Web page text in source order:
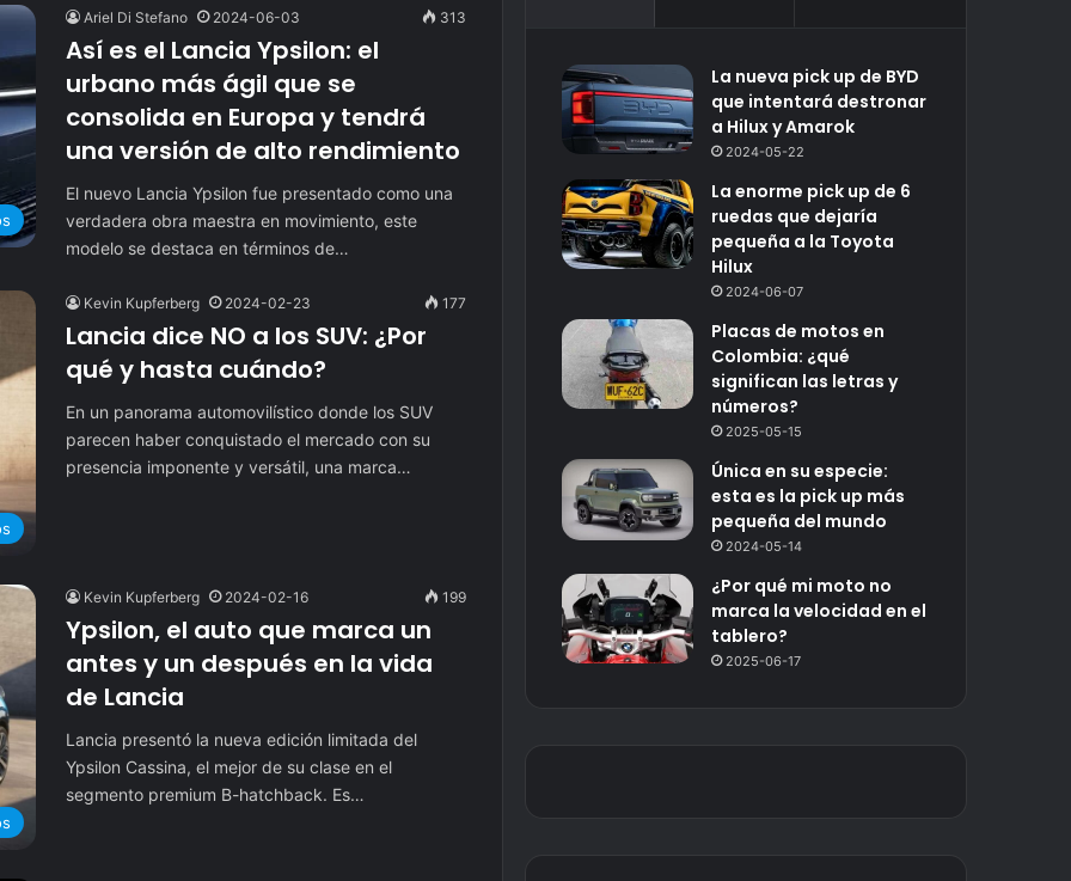
Ariel Di Stefano 2024-06-03 313
Así es el Lancia Ypsilon: el
urbano más ágil que se
consolida en Europa y tendrá
una versión de alto rendimiento
El nuevo Lancia Ypsilon fue presentado como una
verdadera obra maestra en movimiento, este
modelo se destaca en términos de…
Kevin Kupferberg 2024-02-23 177
Lancia dice NO a los SUV: ¿Por
qué y hasta cuándo?
En un panorama automovilístico donde los SUV
parecen haber conquistado el mercado con su
presencia imponente y versátil, una marca…
Kevin Kupferberg 2024-02-16 199
Ypsilon, el auto que marca un
antes y un después en la vida
de Lancia
Lancia presentó la nueva edición limitada del
Ypsilon Cassina, el mejor de su clase en el
segmento premium B-hatchback. Es…
La nueva pick up de BYD
que intentará destronar
a Hilux y Amarok
2024-05-22
La enorme pick up de 6
ruedas que dejaría
pequeña a la Toyota
Hilux
2024-06-07
Placas de motos en
Colombia: ¿qué
significan las letras y
números?
2025-05-15
Única en su especie:
esta es la pick up más
pequeña del mundo
2024-05-14
¿Por qué mi moto no
marca la velocidad en el
tablero?
2025-06-17